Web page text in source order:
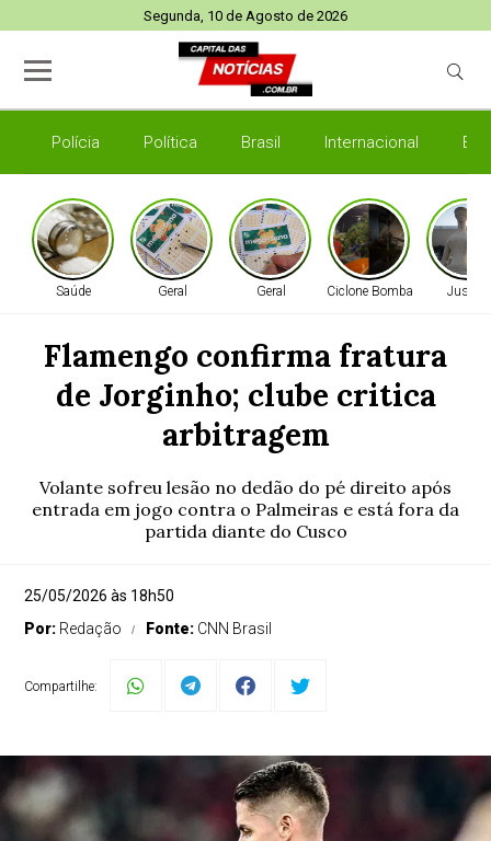
Segunda, 10 de Agosto de 2026
Polícia Política Brasil Internacional
Saúde Geral Geral Ciclone Bomba Justiça
Flamengo confirma fratura
de Jorginho; clube critica
arbitragem
Volante sofreu lesão no dedão do pé direito após
entrada em jogo contra o Palmeiras e está fora da
partida diante do Cusco
25/05/2026 às 18h50
Por: Redação Fonte: CNN Brasil
Compartilhe: